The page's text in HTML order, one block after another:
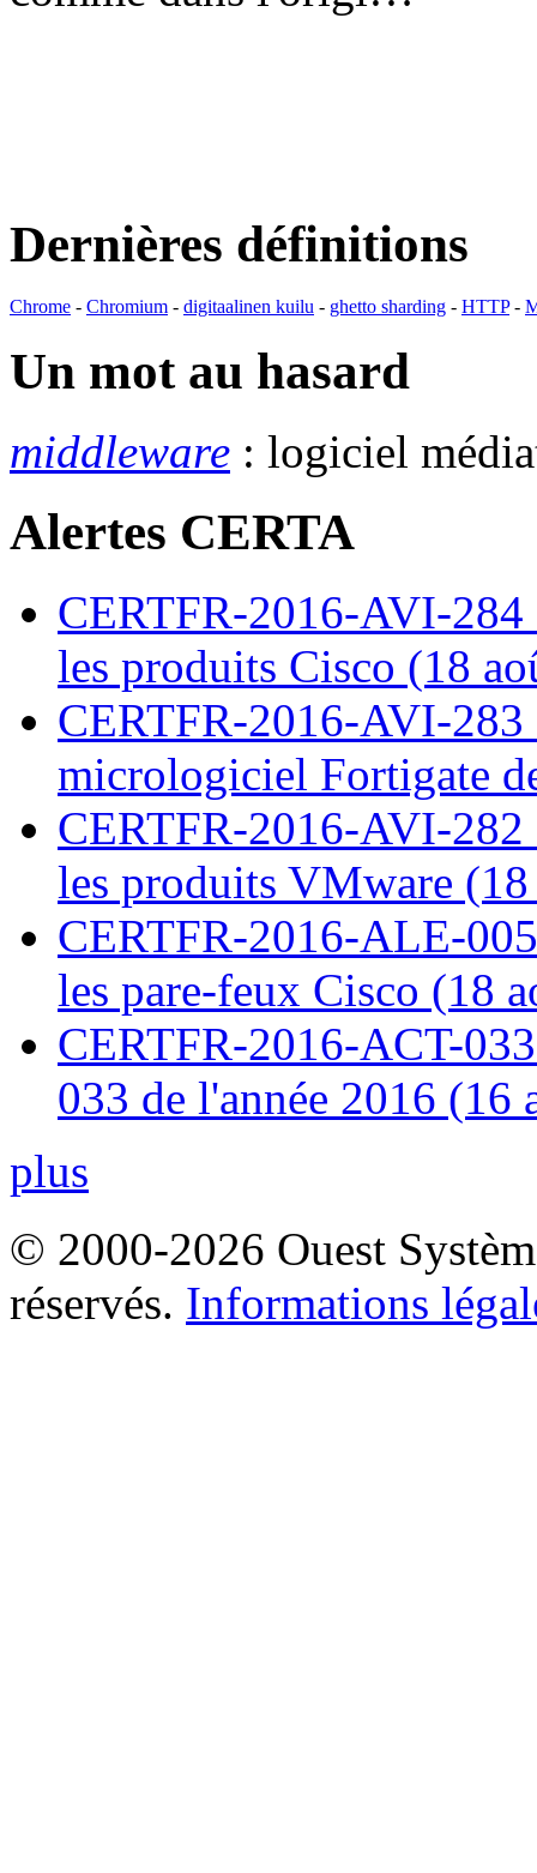
Dernières définitions
Chrome - Chromium - digitaalinen kuilu - ghetto sharding - HTTP-
Un mot au hasard
middleware : logiciel
Alertes CERTA
CERTFR-2016-AVI-
les produits Cisco (18
CERTFR-2016-AVI-
micrologiciel Fortigate
CERTFR-2016-AVI-
les produits VMware
CERTFR-2016-ALE-
les pare-feux Cisco (18
CERTFR-2016-ACT-
033 de l'année 2016 (16
plus
© 2000-2026 Ouest
réservés. Informations